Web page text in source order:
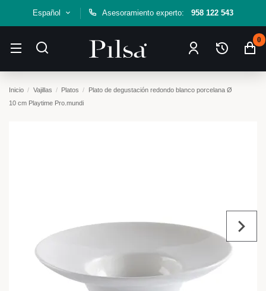
Español Asesoramiento experto: 958 122 543
0
Inicio Vajillas Platos
Plato de degustación redondo blanco porcelana Ø
10 cm Playtime Pro.mundi